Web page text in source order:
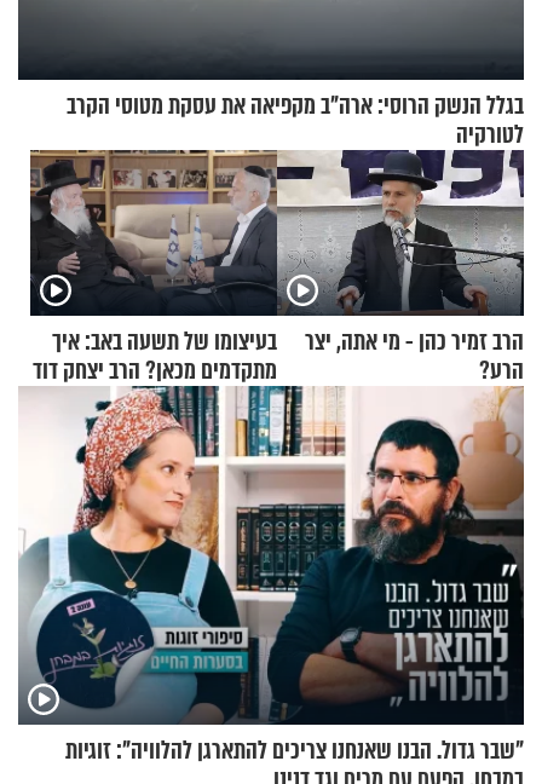
בגלל הנשק הרוסי: ארה"ב מקפיאה את עסקת מטוסי הקרב
לטורקיה
הרב זמיר כהן - מי אתה, יצר
הרע?
בעיצומו של תשעה באב: איך
מתקדמים מכאן? הרב יצחק דוד
גרוסמן בשיחה מיוחדת
"שבר גדול. הבנו שאנחנו צריכים להתארגן להלוויה": זוגיות